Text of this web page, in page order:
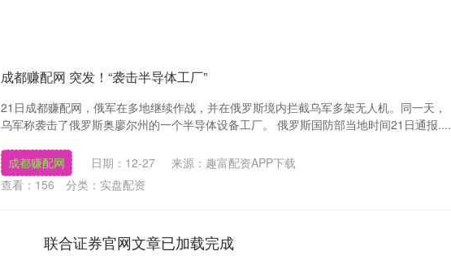
成都赚配网 突发！“袭击半导体工厂”
21日成都赚配网，俄军在多地继续作战，并在俄罗斯境内拦截乌军多架无人机。同一天，
乌军称袭击了俄罗斯奥廖尔州的一个半导体设备工厂。 俄罗斯国防部当地时间21日通报....
成都赚配网 日期：12-27
来源：趣富配资APP下载
查看： 156 分类： 实盘配资
联合证券官网文章已加载完成